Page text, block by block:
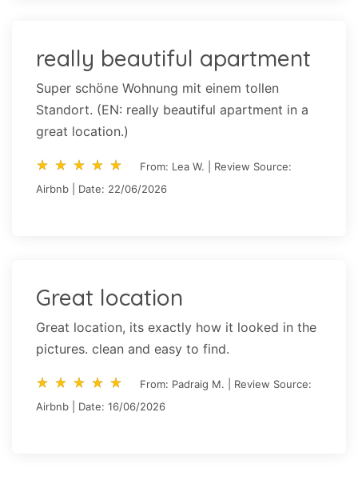
really beautiful apartment
Super schöne Wohnung mit einem tollen
Standort. (EN: really beautiful apartment in a
great location.)
star_rate star_rate star_rate star_rate star_rate
star_rate star_rate star_rate star_rate star_rate
From: Lea W. | Review Source:
Airbnb | Date: 22/06/2026
Great location
Great location, its exactly how it looked in the
pictures. clean and easy to find.
star_rate star_rate star_rate star_rate star_rate
star_rate star_rate star_rate star_rate star_rate
From: Padraig M. | Review Source:
Airbnb | Date: 16/06/2026